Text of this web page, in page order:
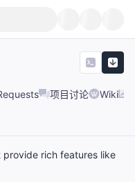
项目讨论 Wiki
rich features like